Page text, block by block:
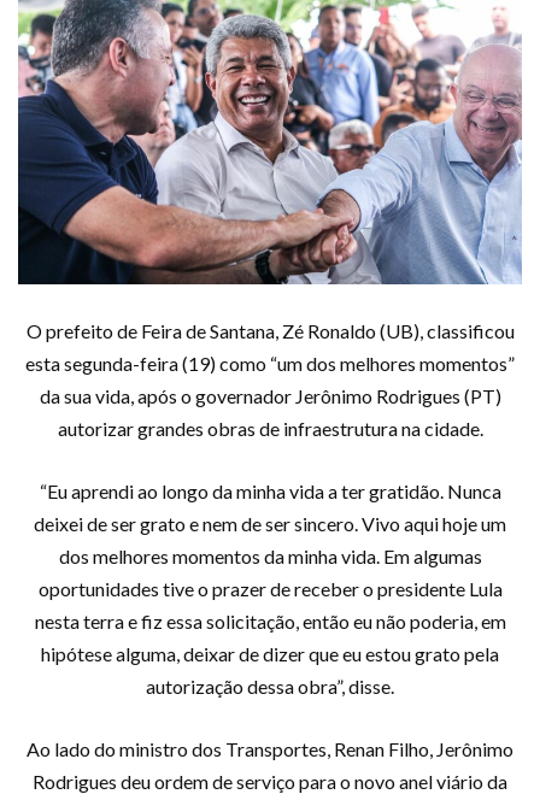
O prefeito de Feira de Santana, Zé Ronaldo (UB), classificou
esta segunda-feira (19) como “um dos melhores momentos”
da sua vida, após o governador Jerônimo Rodrigues (PT)
autorizar grandes obras de infraestrutura na cidade.
“Eu aprendi ao longo da minha vida a ter gratidão. Nunca
deixei de ser grato e nem de ser sincero. Vivo aqui hoje um
dos melhores momentos da minha vida. Em algumas
oportunidades tive o prazer de receber o presidente Lula
nesta terra e fiz essa solicitação, então eu não poderia, em
hipótese alguma, deixar de dizer que eu estou grato pela
autorização dessa obra”, disse.
Ao lado do ministro dos Transportes, Renan Filho, Jerônimo
Rodrigues deu ordem de serviço para o novo anel viário da